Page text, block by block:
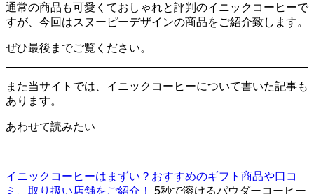
通常の商品も可愛くておしゃれと評判のイニックコーヒーで
すが、今回はスヌーピーデザインの商品をご紹介致します。
ぜひ最後までご覧ください。
また当サイトでは、イニックコーヒーについて書いた記事も
あります。
あわせて読みたい
イニックコーヒーはまずい？おすすめのギフト商品や口コ
ミ、取り扱い店舗をご紹介！
5秒で溶けるパウダーコーヒー